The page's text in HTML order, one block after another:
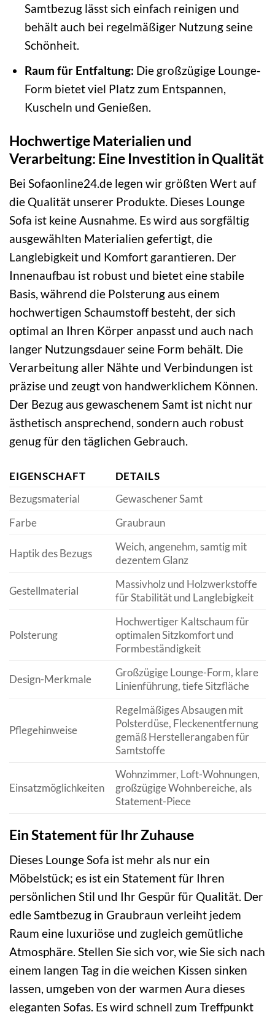
Samtbezug lässt sich einfach reinigen und
behält auch bei regelmäßiger Nutzung seine
Schönheit.
Raum für Entfaltung: Die großzügige Lounge-
Form bietet viel Platz zum Entspannen,
Kuscheln und Genießen.
Hochwertige Materialien und
Verarbeitung: Eine Investition in Qualität
Bei Sofaonline24.de legen wir größten Wert auf
die Qualität unserer Produkte. Dieses Lounge
Sofa ist keine Ausnahme. Es wird aus sorgfältig
ausgewählten Materialien gefertigt, die
Langlebigkeit und Komfort garantieren. Der
Innenaufbau ist robust und bietet eine stabile
Basis, während die Polsterung aus einem
hochwertigen Schaumstoff besteht, der sich
optimal an Ihren Körper anpasst und auch nach
langer Nutzungsdauer seine Form behält. Die
Verarbeitung aller Nähte und Verbindungen ist
präzise und zeugt von handwerklichem Können.
Der Bezug aus gewaschenem Samt ist nicht nur
ästhetisch ansprechend, sondern auch robust
genug für den täglichen Gebrauch.
EIGENSCHAFT
DETAILS
Bezugsmaterial
Gewaschener Samt
Farbe
Graubraun
Haptik des Bezugs
Weich, angenehm, samtig mit
dezentem Glanz
Gestellmaterial
Massivholz und Holzwerkstoffe
für Stabilität und Langlebigkeit
Polsterung
Hochwertiger Kaltschaum für
optimalen Sitzkomfort und
Formbeständigkeit
Design-Merkmale
Großzügige Lounge-Form, klare
Linienführung, tiefe Sitzfläche
Pflegehinweise
Regelmäßiges Absaugen mit
Polsterdüse, Fleckenentfernung
gemäß Herstellerangaben für
Samtstoffe
Einsatzmöglichkeiten
Wohnzimmer, Loft-Wohnungen,
großzügige Wohnbereiche, als
Statement-Piece
Ein Statement für Ihr Zuhause
Dieses Lounge Sofa ist mehr als nur ein
Möbelstück; es ist ein Statement für Ihren
persönlichen Stil und Ihr Gespür für Qualität. Der
edle Samtbezug in Graubraun verleiht jedem
Raum eine luxuriöse und zugleich gemütliche
Atmosphäre. Stellen Sie sich vor, wie Sie sich nach
einem langen Tag in die weichen Kissen sinken
lassen, umgeben von der warmen Aura dieses
eleganten Sofas. Es wird schnell zum Treffpunkt